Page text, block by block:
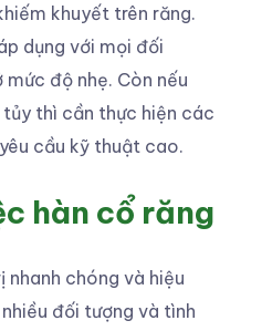
khuyết trên răng.
dụng với mọi đối
độ nhẹ. Còn nếu
thì cần thực hiện các
cầu kỹ thuật cao.
hàn cổ răng
nhanh chóng và hiệu
đối tượng và tình